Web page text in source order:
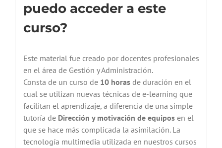
puedo acceder a este
curso?
Este material fue creado por docentes profesionales
en el área de Gestión y Administración.
Consta de un curso de 10 horasde duración en el
cual se utilizan nuevas técnicas de e-learning que
facilitan el aprendizaje, a diferencia de una simple
tutoría de Dirección y motivación de equipos en el
que se hace más complicada la asimilación. La
tecnología multimedia utilizada en nuestros cursos